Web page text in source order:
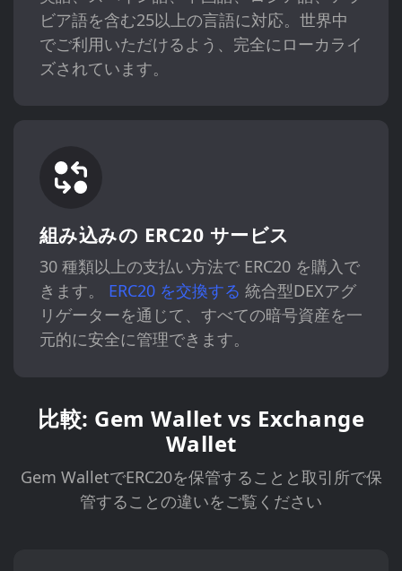
ビア語を含む25以上の言語に対応。世界中
でご利用いただけるよう、完全にローカライ
ズされています。
組み込みの ERC20 サービス
30 種類以上の支払い方法で ERC20 を購入で
きます。 ERC20 を交換する 統合型DEXアグ
リゲーターを通じて、すべての暗号資産を一
元的に安全に管理できます。
比較: Gem Wallet vs Exchange
Wallet
Gem WalletでERC20を保管することと取引所で保
管することの違いをご覧ください